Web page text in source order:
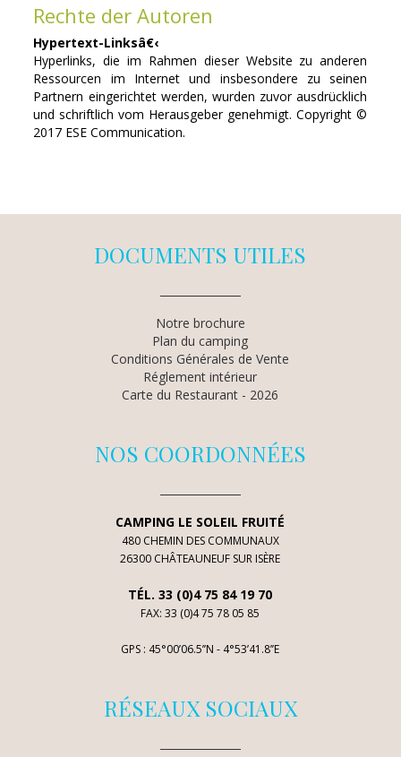
Rechte der Autoren
Hypertext-Linksâ€‹
Hyperlinks, die im Rahmen dieser Website zu anderen
Ressourcen im Internet und insbesondere zu seinen
Partnern eingerichtet werden, wurden zuvor ausdrücklich
und schriftlich vom Herausgeber genehmigt. Copyright ©
2017 ESE Communication.
DOCUMENTS UTILES
Notre brochure
Plan du camping
Conditions Générales de Vente
Réglement intérieur
Carte du Restaurant - 2026
NOS COORDONNÉES
CAMPING LE SOLEIL FRUITÉ
480 CHEMIN DES COMMUNAUX
26300 CHÂTEAUNEUF SUR ISÈRE
TÉL. 33 (0)4 75 84 19 70
FAX: 33 (0)4 75 78 05 85
GPS : 45°00’06.5’’N - 4°53’41.8’’E
RÉSEAUX SOCIAUX